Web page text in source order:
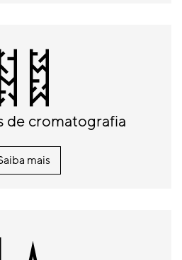
de cromatografia
mais